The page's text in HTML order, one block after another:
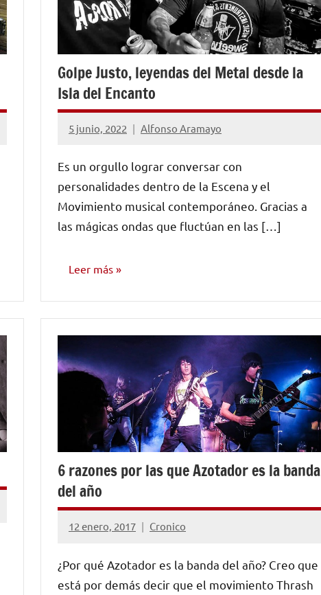
Golpe Justo, leyendas del Metal desde la
Isla del Encanto
5 junio, 2022 Alfonso Aramayo
No
comentarios
Es un orgullo lograr conversar con
personalidades dentro de la Escena y el
Movimiento musical contemporáneo. Gracias a
las mágicas ondas que fluctúan en las […]
Leer más
6 razones por las que Azotador es la banda
del año
12 enero, 2017 Cronico
No
comentarios
¿Por qué Azotador es la banda del año? Creo que
está por demás decir que el movimiento Thrash